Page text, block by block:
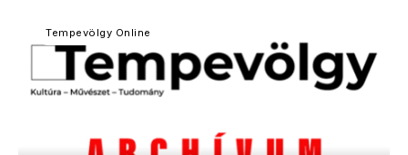
Tempevölgy Online